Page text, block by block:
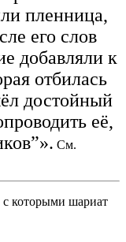
пленница,
его слов
добавляли к
отбилась
достойный
её,
См.
которыми шариат